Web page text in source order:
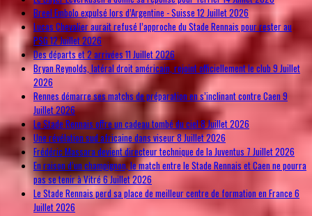
Breel Embolo expulsé lors d’Argentine - Suisse 12 Juillet 2026
Lucas Chevalier aurait refusé l’approche du Stade Rennais pour rester au
PSG12 Juillet 2026
Des départs et 2 arrivées11 Juillet 2026
Bryan Reynolds, latéral droit américain, rejoint officiellement le club 9 Juillet
2026
Rennes démarre ses matchs de préparation en s’inclinant contre Caen9
Juillet 2026
Le Stade Rennais offre un cadeau tombé du ciel8 Juillet 2026
Une révélation sud africaine dans viseur8 Juillet 2026
Frédéric Massara devient directeur technique de la Juventus 7 Juillet 2026
En raison d’un champignon, le match entre le Stade Rennais et Caen ne pourra
pas se tenir à Vitré6 Juillet 2026
Le Stade Rennais perd sa place de meilleur centre de formation en France 6
Juillet 2026